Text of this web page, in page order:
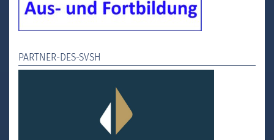
PARTNER-DES-SVSH